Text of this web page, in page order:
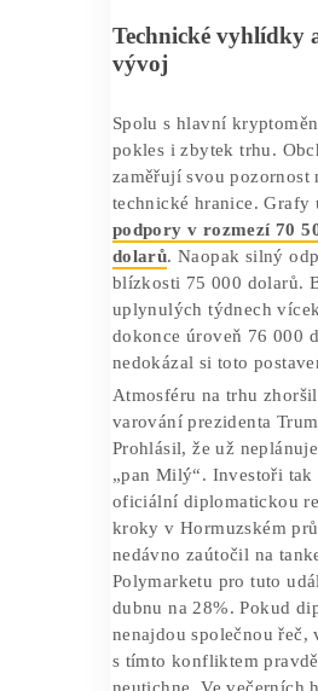
přetrvávající
Hormuzském průlivu
Jakékoli narušení
regionu má
ceny energií a chuť
Kryptoměnový trh
sledoval od začátku
kolo rozhovorů v
Islámábádu, které
nepřineslo žádnou
jadernou smlouvu.
Trump v polovině
vlnu optimismu
navázání kontaktu,
tento pozitivní vývoj
Technické
vývoj